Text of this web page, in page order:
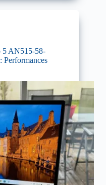
AN515-58-